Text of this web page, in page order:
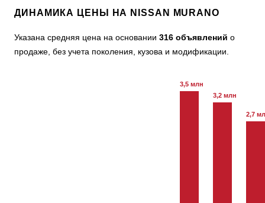
ДИНАМИКА ЦЕНЫ НА NISSAN MURANO
Указана средняя цена на основании 316 объявлений о
продаже, без учета поколения, кузова и модификации.
3,5 млн
3,2 млн
2,7